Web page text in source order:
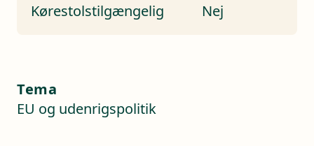
Kørestolstilgængelig
Nej
Tema
EU og udenrigspolitik